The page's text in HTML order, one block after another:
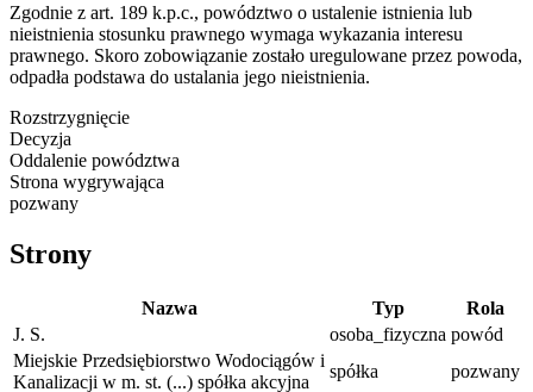
Zgodnie z art. 189 k.p.c., powództwo o ustalenie istnienia lub
nieistnienia stosunku prawnego wymaga wykazania interesu
prawnego. Skoro zobowiązanie zostało uregulowane przez powoda,
odpadła podstawa do ustalania jego nieistnienia.
Rozstrzygnięcie
Decyzja
Oddalenie powództwa
Strona wygrywająca
pozwany
Strony
Nazwa Typ
Rola
J. S.
osoba_fizyczna powód
Miejskie Przedsiębiorstwo Wodociągów i
Kanalizacji w m. st. (...) spółka akcyjna
spółka pozwany